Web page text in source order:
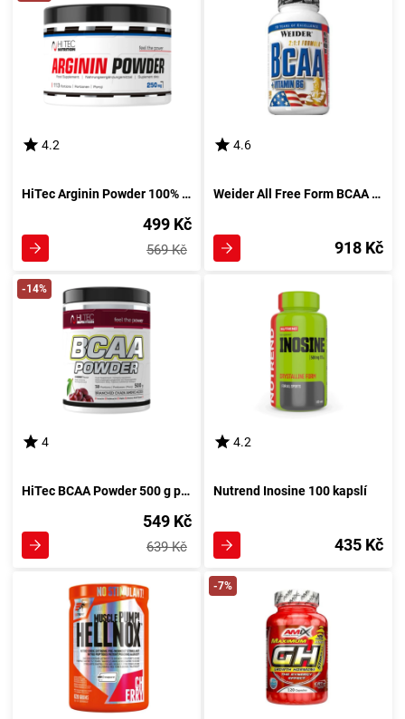
4.2
HiTec Arginin Powder 100% AAKG 250 g bez příchutě
499 Kč
569 Kč
4.6
Weider All Free Form BCAA 130 tablet
918 Kč
-14%
4
HiTec BCAA Powder 500 g pomeranč
549 Kč
639 Kč
4.2
Nutrend Inosine 100 kapslí
435 Kč
-7%